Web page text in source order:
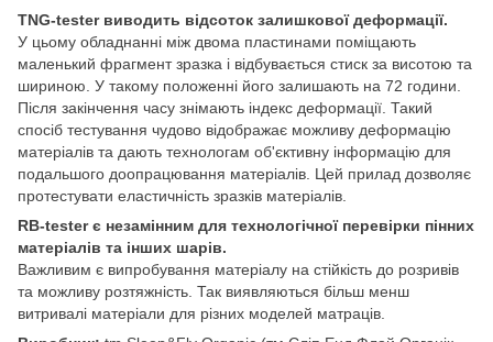
TNG-tester виводить відсоток залишкової деформації.
У цьому обладнанні між двома пластинами поміщають
маленький фрагмент зразка і відбувається стиск за висотою та
шириною. У такому положенні його залишають на 72 години.
Після закінчення часу знімають індекс деформації. Такий
спосіб тестування чудово відображає можливу деформацію
матеріалів та дають технологам об'єктивну інформацію для
подальшого доопрацювання матеріалів. Цей прилад дозволяє
протестувати еластичність зразків матеріалів.
RB-tester є незамінним для технологічної перевірки пінних
матеріалів та інших шарів.
Важливим є випробування матеріалу на стійкість до розривів
та можливу розтяжність. Так виявляються більш менш
витривалі матеріали для різних моделей матраців.